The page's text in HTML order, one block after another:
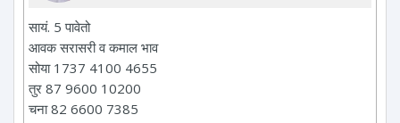
सायं. 5 पावेतो
आवक सरासरी व कमाल भाव
सोया 1737 4100 4655
तुर 87 9600 10200
चना 82 6600 7385